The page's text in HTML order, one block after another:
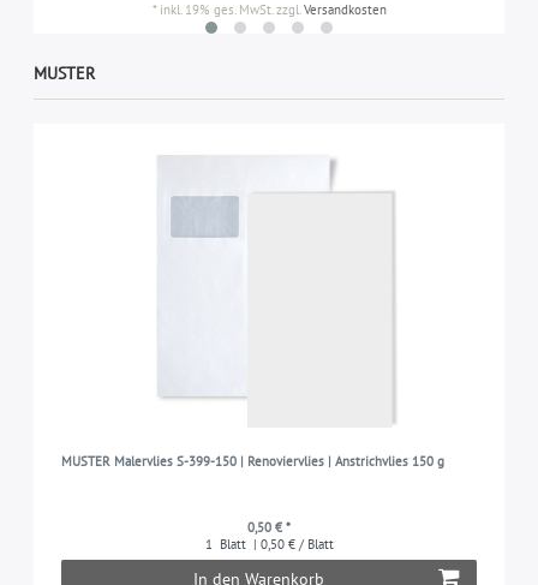
* inkl. 19% ges. MwSt.zzgl.Versandkosten
MUSTER
MUSTER Malervlies S-399-150 | Renoviervlies | Anstrichvlies 150 g
0,50 € *
1 Blatt | 0,50 € / Blatt
In den Warenkorb